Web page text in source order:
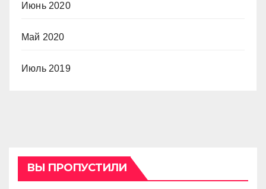
Июнь 2020
Май 2020
Июль 2019
ВЫ ПРОПУСТИЛИ